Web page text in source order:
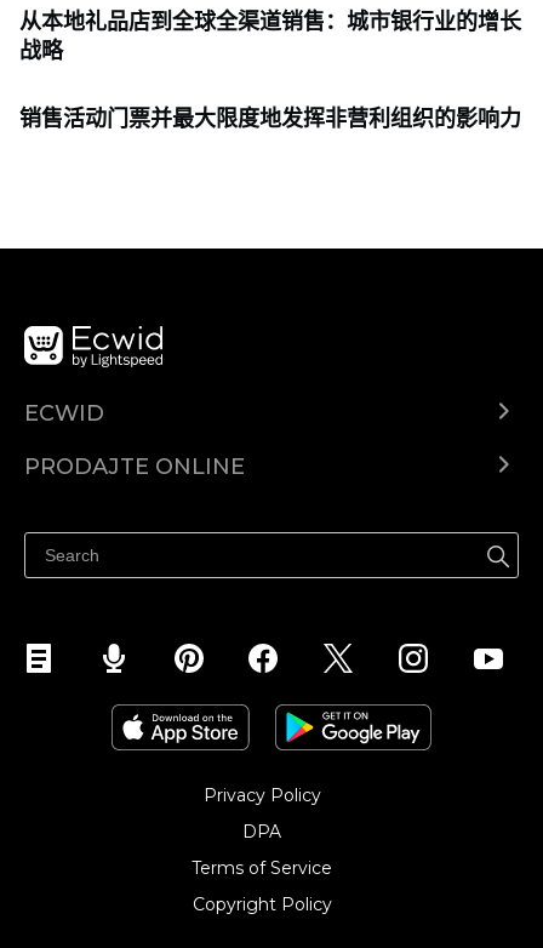
从本地礼品店到全球全渠道销售：城市银行业的增长
战略
销售活动门票并最大限度地发挥非营利组织的影响力
ECWID
PRODAJTE ONLINE
Privacy Policy
DPA
Terms of Service
Copyright Policy‎